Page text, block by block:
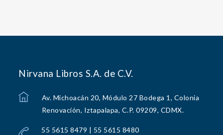
Nirvana Libros S.A. de C.V.
Av. Michoacán 20, Módulo 27 Bodega 1, Colonia
Renovación, Iztapalapa, C.P. 09209, CDMX.
55 5615 8479 | 55 5615 8480